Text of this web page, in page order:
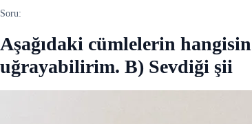
Soru:
Aşağıdaki cümlelerin
uğrayabilirim. B) Sevdiği şii